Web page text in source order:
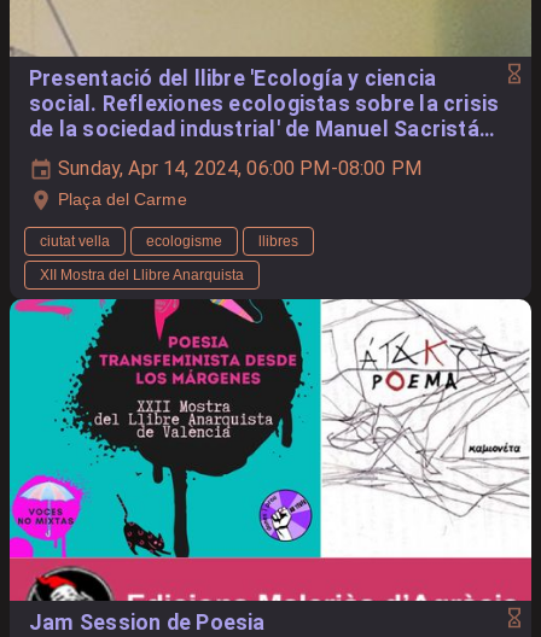
Presentació del llibre 'Ecología y ciencia
social. Reflexiones ecologistas sobre la crisis
de la sociedad industrial' de Manuel Sacristán,
a càrrec de Miguel Manzanera
Sunday, Apr 14, 2024, 06:00 PM-08:00 PM
Plaça del Carme
ciutat vella ecologisme
llibres
XII Mostra del Llibre Anarquista
Jam Session de Poesia